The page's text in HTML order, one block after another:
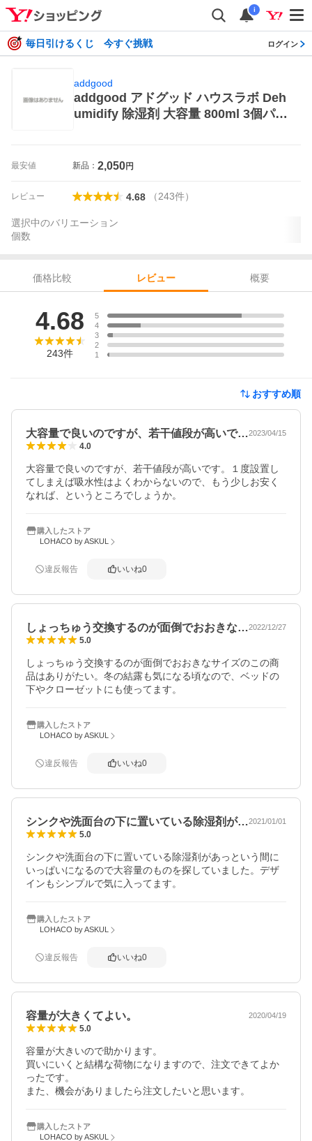
i
毎日引けるくじ 今すぐ挑戦 ログイン
addgood
addgood アドグッド ハウスラボ Deh
umidify 除湿剤 大容量 800ml 3個パッ
最安値 新品： 2,050円
レビュー 4.68 （243件）
選択中のバリエーション
個数
価格比較 レビュー
概要
4.68
243件
5
4
3
2
1
おすすめ順
大容量で良いのですが、若干値段が高いで…2023/04/15
4.0
大容量で良いのですが、若干値段が高いです。１度設置し
てしまえば吸水性はよくわからないので、もう少しお安く
なれば、というところでしょうか。
購入したストア
LOHACO by ASKUL
違反報告 いいね0
しょっちゅう交換するのが面倒でおおきな…2022/12/27
5.0
しょっちゅう交換するのが面倒でおおきなサイズのこの商
品はありがたい。冬の結露も気になる頃なので、ベッドの
下やクローゼットにも使ってます。
購入したストア
LOHACO by ASKUL
違反報告 いいね0
シンクや洗面台の下に置いている除湿剤が…2021/01/01
5.0
シンクや洗面台の下に置いている除湿剤があっという間に
いっぱいになるので大容量のものを探していました。デザ
インもシンプルで気に入ってます。
購入したストア
LOHACO by ASKUL
違反報告 いいね0
容量が大きくてよい。 2020/04/19
5.0
容量が大きいので助かります。
買いにいくと結構な荷物になりますので、注文できてよか
ったです。
また、機会がありましたら注文したいと思います。
購入したストア
LOHACO by ASKUL